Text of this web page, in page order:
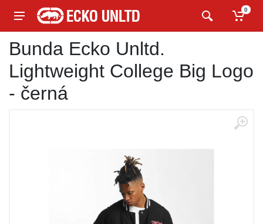
0
Bunda Ecko Unltd.
Lightweight College Big Logo
- černá